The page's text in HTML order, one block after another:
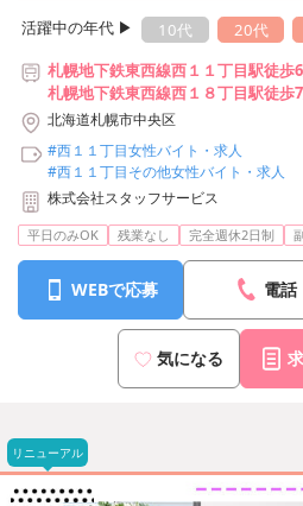
活躍中の年代 ▶︎ 10代 20代
札幌地下鉄東西線西１１丁目駅徒歩
札幌地下鉄東西線西１８丁目駅徒歩
北海道札幌市中央区
#西１１丁目女性バイト・求人
#西１１丁目その他女性バイト・求人
株式会社スタッフサービス
平日のみOK 残業なし 完全週休2日制
WEBで応募 電話
気になる
リニューアル